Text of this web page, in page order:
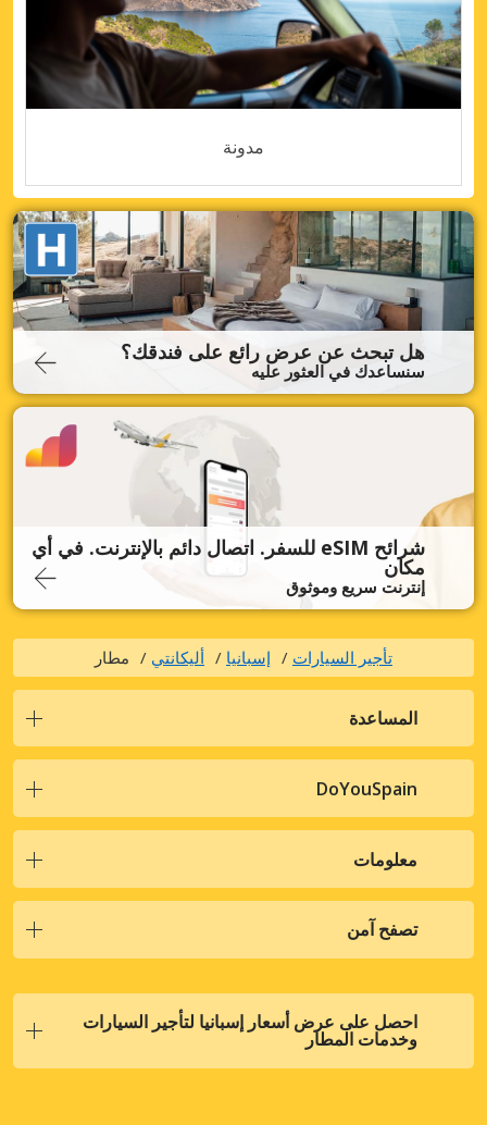
مدونة
هل تبحث عن عرض رائع على فندقك؟
سنساعدك في العثور عليه
شرائح eSIM للسفر. اتصال دائم بالإنترنت. في أي
مكان
إنترنت سريع وموثوق
تأجير السيارات إسبانيا أليكانتي مطار
المساعدة
DoYouSpain
معلومات
تصفح آمن
احصل على عرض أسعار إسبانيا لتأجير السيارات
وخدمات المطار